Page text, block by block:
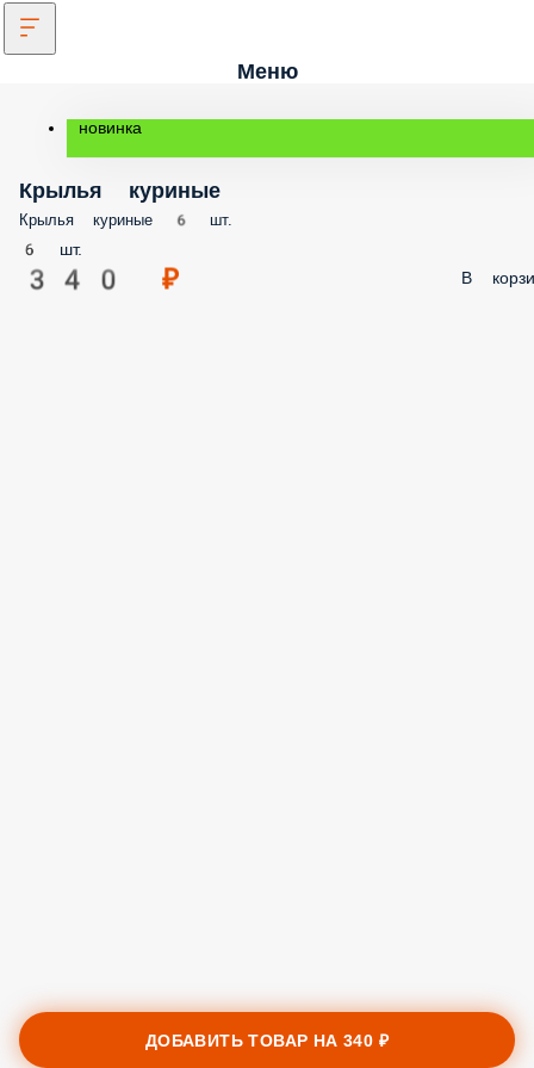
Меню
новинка
Крылья куриные
Крылья куриные 6 шт.
6 шт.
340 ₽ В
ДОБАВИТЬ ТОВАР НА340 ₽